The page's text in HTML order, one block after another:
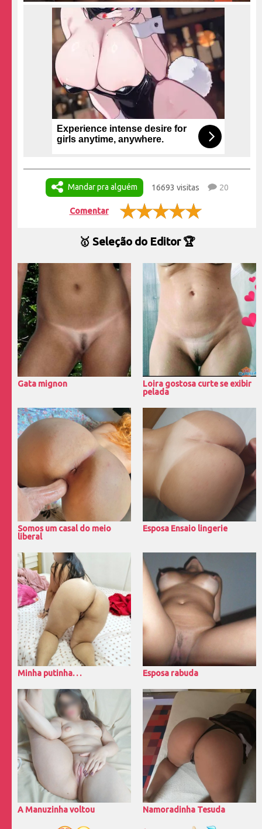
Experience intense desire for
girls anytime, anywhere.
Mandar pra alguém 16693 visitas 20
Comentar
🥇 Seleção do Editor 🏆
Gata mignon
Loira gostosa curte se exibir
pelada
Somos um casal do meio
liberal
Esposa Ensaio lingerie
Minha putinha. . . Esposa rabuda
A Manuzinha voltou Namoradinha Tesuda